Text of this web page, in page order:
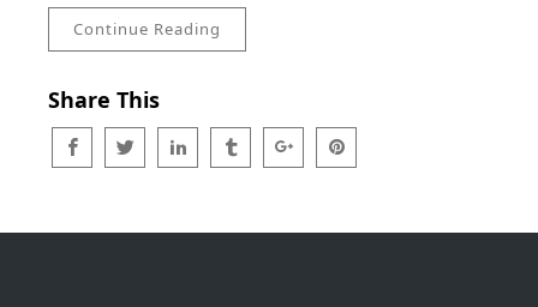
Continue Reading
Share This